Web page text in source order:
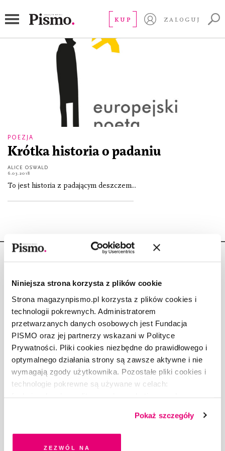
Niniejsza strona korzysta z plików cookie
Strona magazynpismo.pl korzysta z plików cookies i
technologii pokrewnych. Administratorem
przetwarzanych danych osobowych jest Fundacja
PISMO oraz jej partnerzy wskazani w Polityce
Prywatności. Pliki cookies niezbędne do prawidłowego i
optymalnego działania strony są zawsze aktywne i nie
wymagają zgody użytkownika. Pozostałe pliki cookies i
technologie pokrewne są używane w celach:
dobrowolną zgodę na pliki cookies i technologie
pokrewne, zgadzasz się na przechowywanie informacji
na Twoim urządzeniu końcowym lub dostęp do niego i
Pokaż szczegóły
Zezwól na
KUP ZALOGUJ
POEZJA
Krótka historia o padaniu
ALICE OSWALD
6.03.2018
To jest historia z padającym deszczem...
Copyright © Fundacja Pismo
O „PIŚMIE”
ABOUT PISMO
FACT-CHECKING W „PIŚMIE”
WSPIERAJĄ NAS